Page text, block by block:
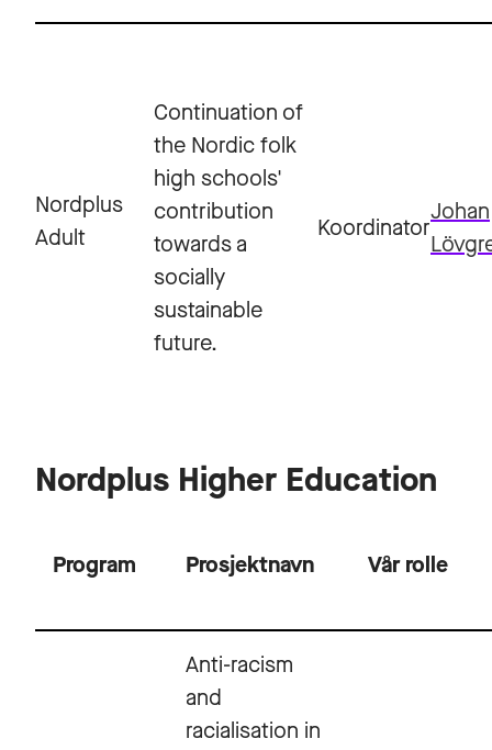
Nordplus
Adult
Continuation of
the Nordic folk
high schools'
contribution
towards a
socially
sustainable
future.
Koordinator
Johan
Nordplus Higher Education
Program Prosjektnavn Vår rolle
Anti-racism
and
racialisation in